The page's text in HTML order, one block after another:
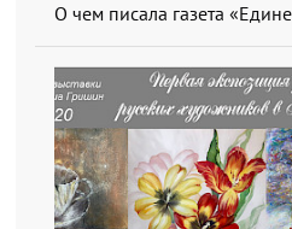
О чем писала газета